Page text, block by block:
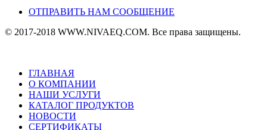
ОТПРАВИТЬ НАМ СООБЩЕНИЕ
© 2017-2018 WWW.NIVAEQ.COM. Все права защищены.
ГЛАВНАЯ
О КОМПАНИИ
НАШИ УСЛУГИ
КАТАЛОГ ПРОДУКТОВ
НОВОСТИ
СЕРТИФИКАТЫ